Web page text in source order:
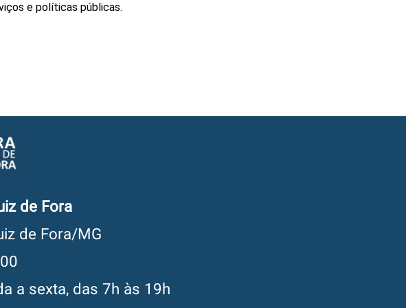
e políticas públicas.
de Fora
de Fora/MG
a sexta, das 7h às 19h